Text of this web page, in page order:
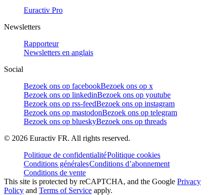
Euractiv Pro
Newsletters
Rapporteur
Newsletters en anglais
Social
Bezoek ons op facebookBezoek ons op x
Bezoek ons op linkedinBezoek ons op youtube
Bezoek ons op rss-feedBezoek ons op instagram
Bezoek ons op mastodonBezoek ons op telegram
Bezoek ons op blueskyBezoek ons op threads
© 2026 Euractiv FR. All rights reserved.
Politique de confidentialitéPolitique cookies
Conditions généralesConditions d’abonnement
Conditions de vente
This site is protected by reCAPTCHA, and the Google Privacy
Policy and Terms of Service apply.